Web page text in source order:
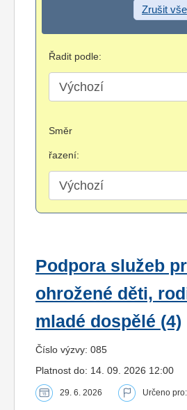
Zrušit vše
Řadit podle:
Směr
řazení:
Podpora služeb
ohrožené děti,
mladé dospělé (4)
Číslo výzvy: 085
Platnost do: 14. 09. 2026 12:00
29. 6. 2026 Určeno pro: